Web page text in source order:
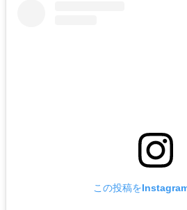
この投稿を